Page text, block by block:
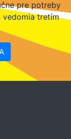
pre potreby
vedomia tretím